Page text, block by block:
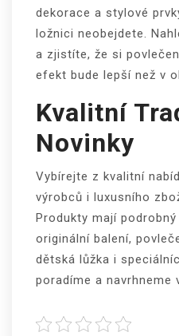
dekorace a stylové
ložnici neobejdete.
a zjistíte, že si
efekt bude lepší než v
Kvalitní
Novinky
Vybírejte z kvalitní
výrobců i luxusního
Produkty mají
originální balení,
dětská lůžka i
poradíme a navrhneme